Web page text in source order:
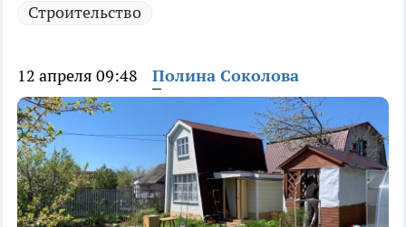
Строительство
12 апреля 09:48 Полина Соколова